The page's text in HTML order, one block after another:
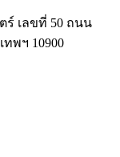
เลขที่ 50 ถนน
พฯ 10900